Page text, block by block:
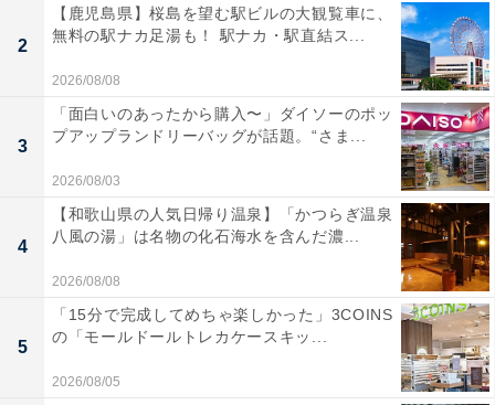
新幹線車体ロゴステッカーや歴代シウマイ弁当掛け紙格子柄壁紙の前で記念
撮影を
今回の「
崎陽軒×東海道新幹線 のぞみ30周年記念コラボ
レーションルーム
」は、新横浜駅のホームと崎陽軒の売
2
【鹿児島県】桜島を望む駅ビルの大観覧車に、
無料の駅ナカ足湯も！ 駅ナカ・駅直結ス...
2026/08/08
3
「面白いのあったから購入〜」ダイソーのポッ
プアップランドリーバッグが話題。“さま...
2026/08/03
4
【和歌山県の人気日帰り温泉】「かつらぎ温泉
八風の湯」は名物の化石海水を含んだ濃...
2026/08/08
5
「15分で完成してめちゃ楽しかった」3COINS
の「モールドールトレカケースキッ...
2026/08/05